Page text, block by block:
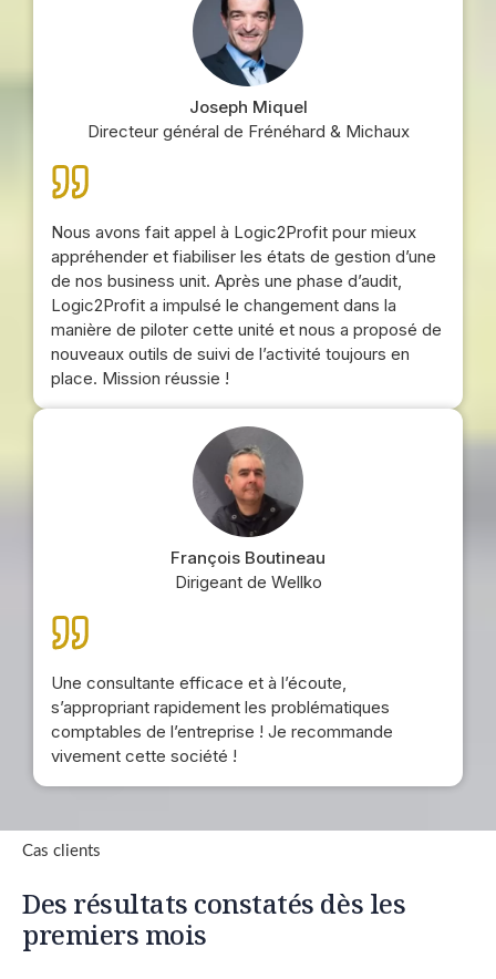
Joseph Miquel
Directeur général de Frénéhard & Michaux
Nous avons fait appel à Logic2Profit pour mieux
appréhender et fiabiliser les états de gestion d’une
de nos business unit. Après une phase d’audit,
Logic2Profit a impulsé le changement dans la
manière de piloter cette unité et nous a proposé de
nouveaux outils de suivi de l’activité toujours en
place. Mission réussie !
François Boutineau
Dirigeant de Wellko
Une consultante efficace et à l’écoute,
s’appropriant rapidement les problématiques
comptables de l’entreprise ! Je recommande
vivement cette société !
Cas clients
Des résultats constatés dès les
premiers mois